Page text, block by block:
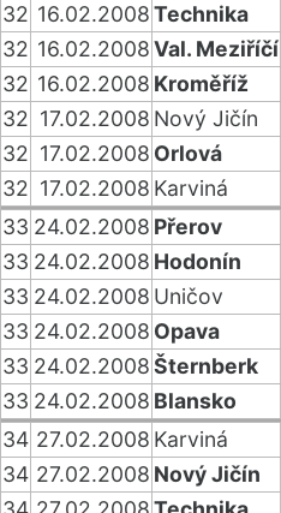
32 16.02.2008Technika
32 16.02.2008Val. Meziříčí
32 16.02.2008 Kroměříž
32 17.02.2008 Nový Jičín
32 17.02.2008 Orlová
32 17.02.2008 Karviná
33 24.02.2008 Přerov
33 24.02.2008 Hodonín
33 24.02.2008 Uničov
33 24.02.2008 Opava
33 24.02.2008Šternberk
33 24.02.2008 Blansko
34 27.02.2008 Karviná
34 27.02.2008 Nový Jičín